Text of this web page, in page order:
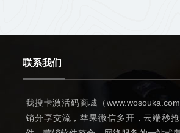
联系我们
我搜卡激活码商城（
销分享交流，苹果微信多开，云端秒